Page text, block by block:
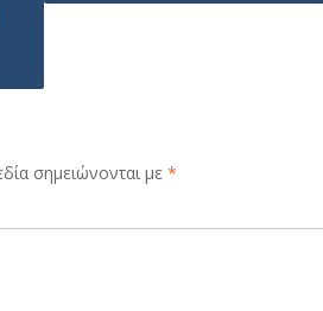
σημειώνονται με *